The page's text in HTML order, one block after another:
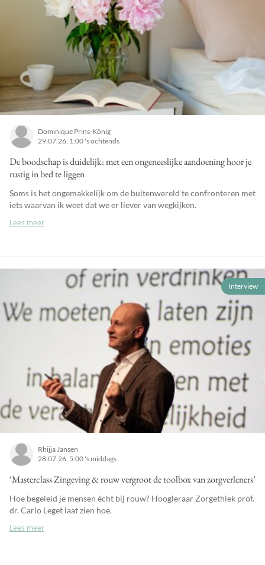
Dominique Prins-König
29.07.26, 1:00 's ochtends
De boodschap is duidelijk: met een ongeneeslijke aandoening hoor je
rustig in bed te liggen
Soms is het ongemakkelijk om de buitenwereld te confronteren met
iets waarvan ik weet dat we er liever van wegkijken.
Lees meer
Interview
Rhijja Jansen
28.07.26, 5:00 's middags
‘Masterclass Zingeving & rouw vergroot de toolbox van zorgverleners’
Hoe begeleid je mensen écht bij rouw? Hoogleraar Zorgethiek prof.
dr. Carlo Leget laat zien hoe.
Lees meer